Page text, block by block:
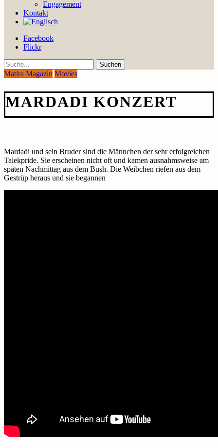
Engagement
Kontakt
Facebook
Flickr
Suche
Matira Magazin Movies
MARDADI KONZERT
Mardadi und sein Bruder sind die Männchen der sehr erfolgreichen
Talekpride. Sie erscheinen nicht oft und kamen ausnahmsweise am
späten Nachmittag aus dem Bush. Die Weibchen riefen aus dem
Gestrüp heraus und sie begannen